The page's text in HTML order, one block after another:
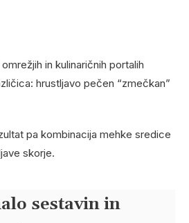
in kulinaričnih portalih
hrustljavo pečen “zmečkan”
pa kombinacija mehke sredice
skorje.
sestavin in